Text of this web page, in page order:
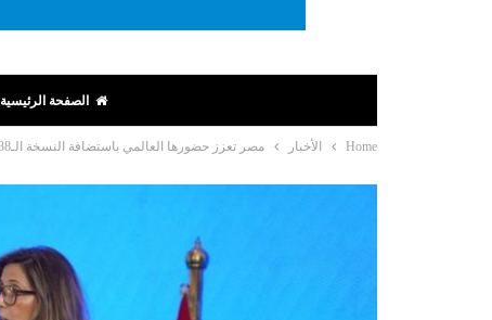
الصفحة الرئيسية
Home الأخبار مصر تعزز حضورها العالمي باستضافة النسخة الـ38 من مؤتمر الاتحاد الدولي للنقل الجوي